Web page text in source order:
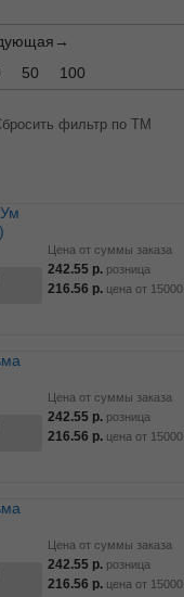
50 100
фильтр по ТМ
Цена от суммы заказа
242.55 р. розница
216.56 р. цена от 15000
Цена от суммы заказа
242.55 р. розница
216.56 р. цена от 15000
Цена от суммы заказа
242.55 р. розница
216.56 р. цена от 15000